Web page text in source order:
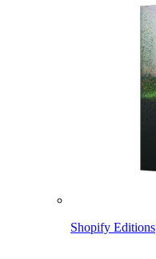
Shopify Editions